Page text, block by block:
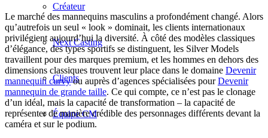
Créateur
Next Casting
Clients
Équipe CM
Le marché des mannequins masculins a profondément changé. Alors
qu’autrefois un seul « look » dominait, les clients internationaux
privilégient aujourd’hui la diversité. À côté des modèles classiques
d’élégance, des types sportifs se distinguent, les Silver Models
travaillent pour des marques premium, et les hommes en dehors des
dimensions classiques trouvent leur place dans le domaine Devenir
mannequin curvyou auprès d’agences spécialisées pourDevenir
mannequin de grande taille. Ce qui compte, ce n’est pas le clonage
d’un idéal, mais la capacité de transformation – la capacité de
représenter de manière crédible des personnages différents devant la
caméra et sur le podium.